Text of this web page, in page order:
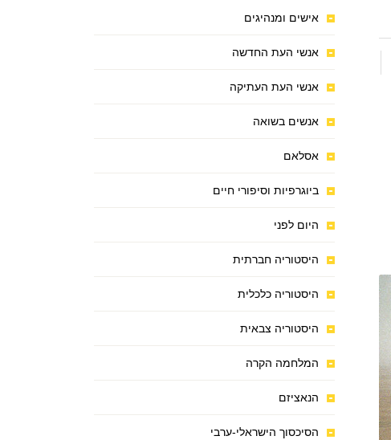
אישים ומנהיגים
אנשי העת החדשה
אנשי העת העתיקה
אנשים בשואה
אסלאם
ביוגרפיות וסיפורי חיים
היום לפני
היסטוריה חברתית
היסטוריה כלכלית
היסטוריה צבאית
המלחמה הקרה
הנאציזם
הסיכסוך הישראלי-ערבי